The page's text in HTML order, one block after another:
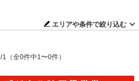
エリアや条件で絞り込む
1 （全0件中1〜0件）